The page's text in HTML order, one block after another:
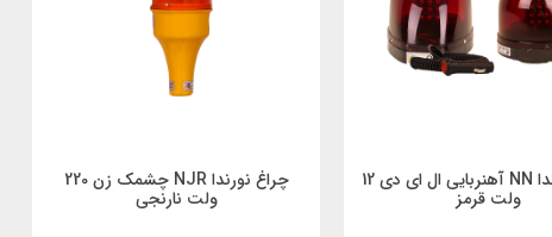
چراغ نورندا NN آهنربایی ال ای دی 12
ولت قرمز
چراغ نورندا NJR چشمک زن 220
ولت نارنجی